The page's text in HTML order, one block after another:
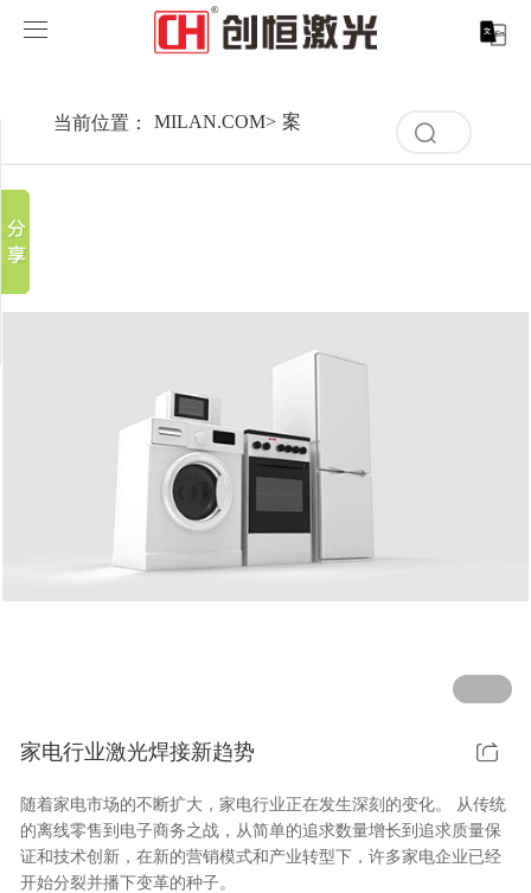
MILAN.COM
CO2激光打标机
在线飞行激光打标机
CX-3D系列激光打标机
EM-Smart 系列
大幅激光切割机
管材激光切割机
创恒激光CX-CE-1500手持焊接机_激光焊接机
创恒激光机械手臂激光焊接机
电机定转子铁芯单工位激光焊接机
创恒激光双头双工位铁芯激光焊接机
新能源汽车零配件激光焊接机
激光智能生产线
新能源电机定子铁芯激光焊接产线
新能源电机转子铁芯自动检测压铆产线
激光清洗系列
创恒激光清洗机
激光加工服务
电机定转子铁芯快速打样加工服务
轨道交通行业激光智能加工解决方案
水泵风机行业
眼镜行业
水暖洁具行业
礼品定制
家电行业
模具制造行业中激光加工设备解决方案
MILAN.COM
行业动态
MILAN.COM-米兰（中国）
当前位置： MILAN.COM> 案例展示 行业解决方案
记
空
家电行业激光焊接新趋势
随着家电市场的不断扩大，家电行业正在发生深刻的变化。 从传统
的离线零售到电子商务之战，从简单的追求数量增长到追求质量保
证和技术创新，在新的营销模式和产业转型下，许多家电企业已经
开始分裂并播下变革的种子。
分享到
QQ好友